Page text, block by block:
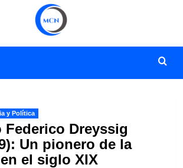
y Política
Federico Dreyssig
Un pionero de la
el siglo XIX